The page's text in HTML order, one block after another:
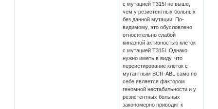
с мутацией T315I не выше,
чем у резистентных больных
без данной мутации. По-
видимому, это обусловлено
относительно слабой
киназной активностью клеток
с мутацией T315I. Однако
нужно иметь в виду, что
персистирование клеток с
мутантным BCR-ABL само по
себе является фактором
геномной нестабильности и у
резистентных больных
закономерно приводит к